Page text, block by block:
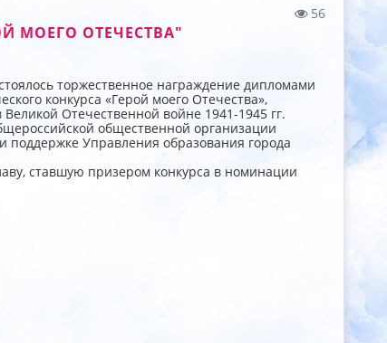
56
МОЕГО ОТЕЧЕСТВА"
торжественное награждение дипломами
конкурса «Герой моего Отечества»,
Отечественной войне 1941-1945 гг.
общественной организации
Управления образования города
ставшую призером конкурса в номинации